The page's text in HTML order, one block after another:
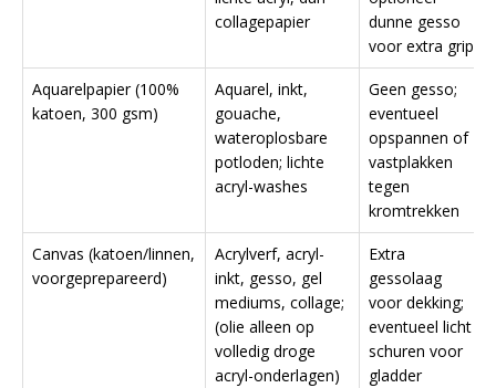
collagepapier
dunne gesso
voor extra grip
Aquarelpapier (100%
katoen, 300 gsm)
Aquarel, inkt,
gouache,
wateroplosbare
potloden; lichte
acryl-washes
Geen gesso;
eventueel
opspannen of
vastplakken
tegen
kromtrekken
Canvas (katoen/linnen,
voorgeprepareerd)
Acrylverf, acryl-
inkt, gesso, gel
mediums, collage;
(olie alleen op
volledig droge
acryl-onderlagen)
Extra
gessolaag
voor dekking;
eventueel licht
schuren voor
gladder